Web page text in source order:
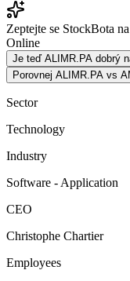
Zeptejte se StockBota
Online
Je teď ALIMR.PA dobrý
Porovnej ALIMR.PA vs
Sector
Technology
Industry
Software - Application
CEO
Christophe Chartier
Employees